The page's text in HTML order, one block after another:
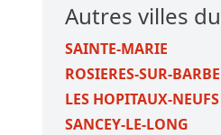
Autres villes
SAINTE-MARIE
ROSIERES-SUR-
LES HOPITAUX-NEUFS
SANCEY-LE-LONG